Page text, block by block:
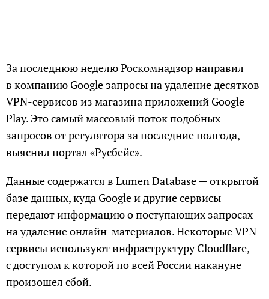
За последнюю неделю Роскомнадзор направил
в компанию Google запросы на удаление десятков
VPN-сервисов из магазина приложений Google
Play. Это самый массовый поток подобных
запросов от регулятора за последние полгода,
выяснил портал «Русбейс».
Данные содержатся в Lumen Database — открытой
базе данных, куда Google и другие сервисы
передают информацию о поступающих запросах
на удаление онлайн-материалов. Некоторые VPN-
сервисы используют инфраструктуру Cloudflare,
с доступом к которой по всей России накануне
произошел сбой.